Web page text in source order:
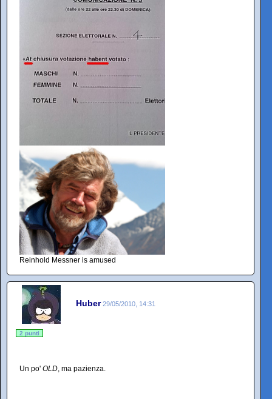
Reinhold Messner is amused
Huber 29/05/2010, 14:31
2 punti
Un po' OLD, ma pazienza.